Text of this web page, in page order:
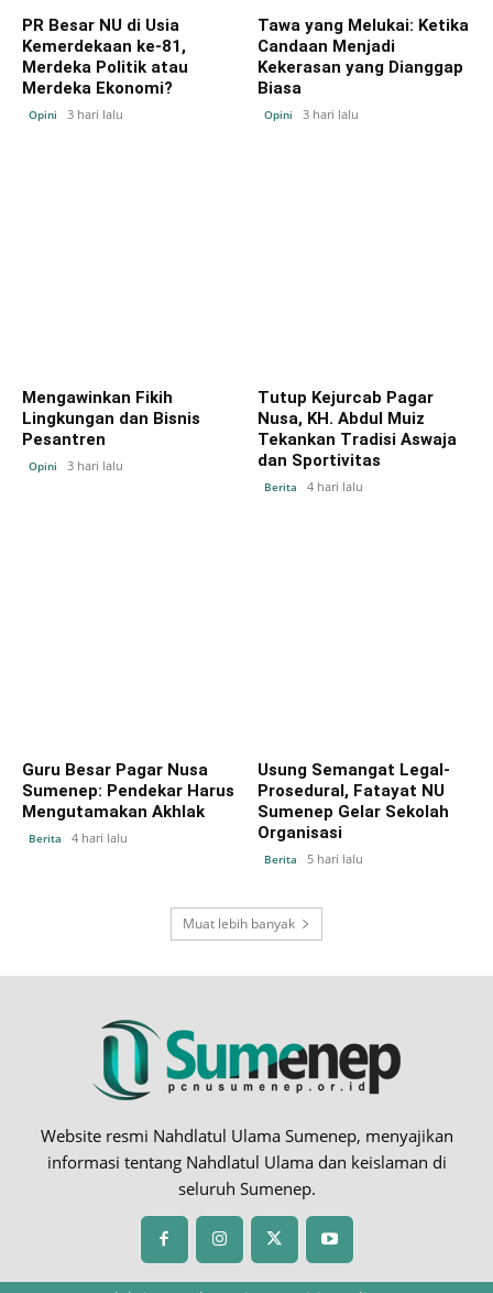
PR Besar NU di Usia
Kemerdekaan ke-81,
Merdeka Politik atau
Merdeka Ekonomi?
Opini 3 hari lalu
Tawa yang Melukai: Ketika
Candaan Menjadi
Kekerasan yang Dianggap
Biasa
Opini 3 hari lalu
Mengawinkan Fikih
Lingkungan dan Bisnis
Pesantren
Opini 3 hari lalu
Tutup Kejurcab Pagar
Nusa, KH. Abdul Muiz
Tekankan Tradisi Aswaja
dan Sportivitas
Berita 4 hari lalu
Guru Besar Pagar Nusa
Sumenep: Pendekar Harus
Mengutamakan Akhlak
Berita 4 hari lalu
Usung Semangat Legal-
Prosedural, Fatayat NU
Sumenep Gelar Sekolah
Organisasi
Berita 5 hari lalu
Muat lebih banyak
Website resmi Nahdlatul Ulama Sumenep, menyajikan
informasi tentang Nahdlatul Ulama dan keislaman di
seluruh Sumenep.